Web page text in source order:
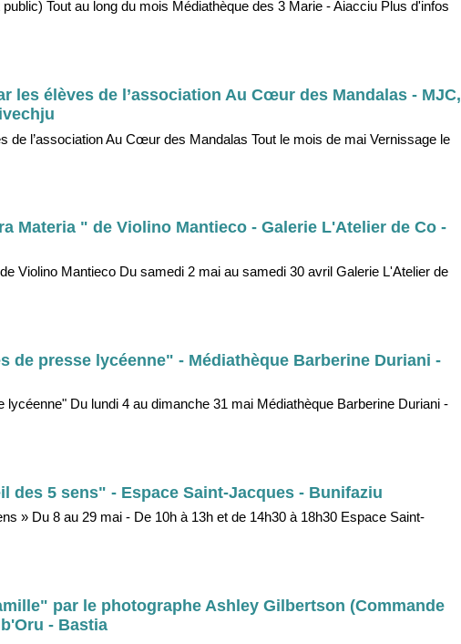
Tout au long du mois Médiathèque des 3 Marie - Aiacciu Plus d'infos
les élèves de l’association Au Cœur des Mandalas - MJC,
de l’association Au Cœur des Mandalas Tout le mois de mai Vernissage le
Materia " de Violino Mantieco - Galerie L'Atelier de Co -
Violino Mantieco Du samedi 2 mai au samedi 30 avril Galerie L'Atelier de
de presse lycéenne" - Médiathèque Barberine Duriani -
Du lundi 4 au dimanche 31 mai Médiathèque Barberine Duriani -
des 5 sens" - Espace Saint-Jacques - Bunifaziu
» Du 8 au 29 mai - De 10h à 13h et de 14h30 à 18h30 Espace Saint-
par le photographe Ashley Gilbertson (Commande
- Bastia